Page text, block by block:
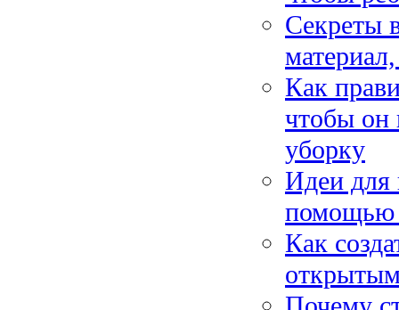
Секреты
Как
чтобы он
уборку
Идеи для
помощью
Как